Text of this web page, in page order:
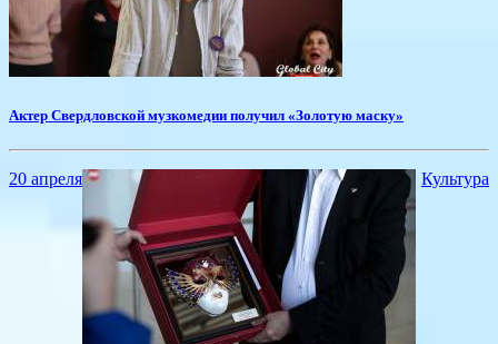
Актер Свердловской музкомедии получил «Золотую маску»
20 апреля Культура